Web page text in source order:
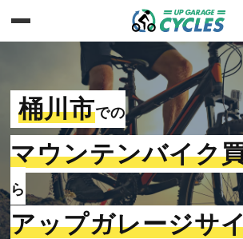
桶川市での
マウンテンバイク
ら
アップガレージサ